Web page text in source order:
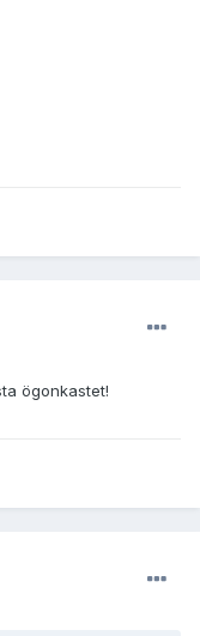
ögonkastet!